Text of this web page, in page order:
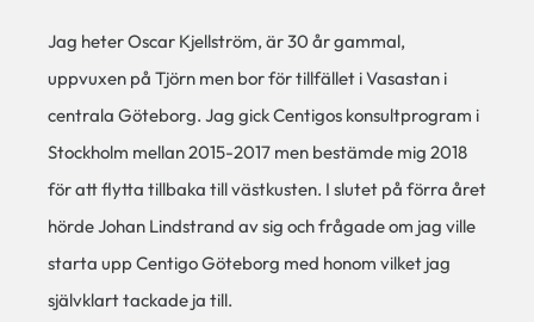
Jag heter Oscar Kjellström, är 30 år gammal,
uppvuxen på Tjörn men bor för tillfället i Vasastan i
centrala Göteborg. Jag gick Centigos konsultprogram i
Stockholm mellan 2015-2017 men bestämde mig 2018
för att flytta tillbaka till västkusten. I slutet på förra året
hörde Johan Lindstrand av sig och frågade om jag ville
starta upp Centigo Göteborg med honom vilket jag
självklart tackade ja till.